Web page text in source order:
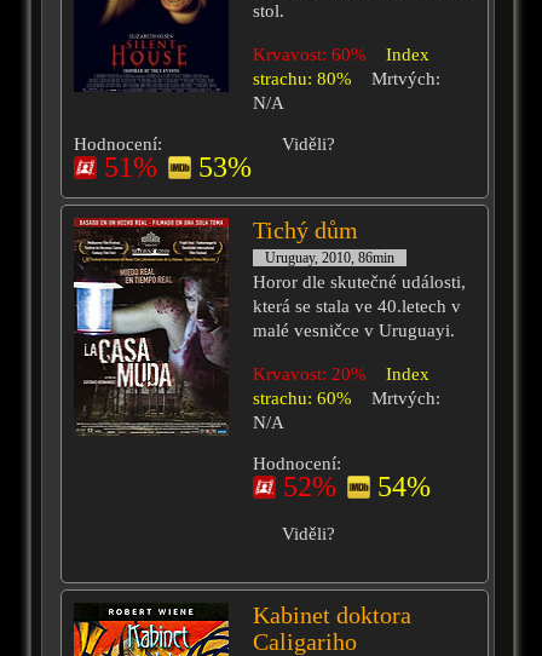
stol.
Krvavost: 60%
Index
strachu: 80%
Mrtvých:
N/A
Hodnocení:
51% 53%
Viděli?
Tichý dům
Uruguay, 2010, 86min
Horor dle skutečné události,
která se stala ve 40.letech v
malé vesničce v Uruguayi.
Krvavost: 20%
Index
strachu: 60%
Mrtvých:
N/A
Hodnocení:
52% 54%
Viděli?
Kabinet doktora
Caligariho